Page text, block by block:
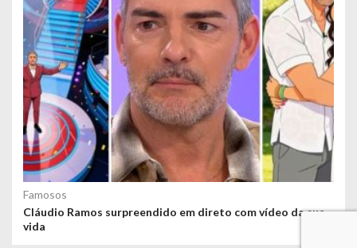
Famosos
Cláudio Ramos surpreendido em direto com vídeo da sua
vida